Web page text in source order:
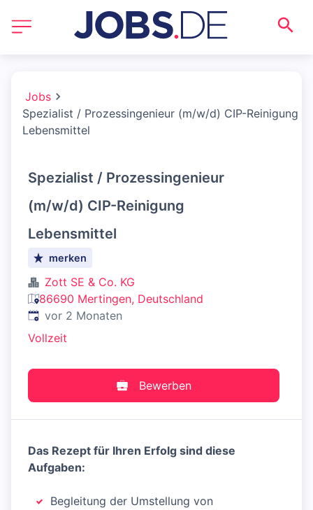
Jobs
Spezialist / Prozessingenieur (m/w/d) CIP-Reinigung
Lebensmittel
Spezialist / Prozessingenieur
(m/w/d) CIP-Reinigung
Lebensmittel
merken
Zott SE & Co. KG
86690 Mertingen, Deutschland
Veröffentlicht:
vor 2 Monaten
Vollzeit
Bewerben
Das Rezept für Ihren Erfolg sind diese
Aufgaben:
Begleitung der Umstellung von